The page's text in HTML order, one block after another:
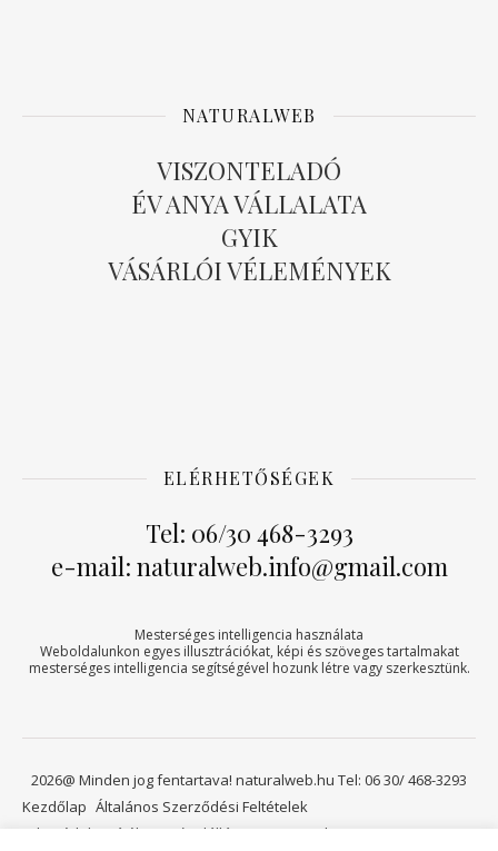
NATURALWEB
VISZONTELADÓ
ÉV ANYA VÁLLALATA
GYIK
VÁSÁRLÓI VÉLEMÉNYEK
ELÉRHETŐSÉGEK
Tel: 06/30 468-3293
e-mail: naturalweb.info@gmail.com
Mesterséges intelligencia használata
Weboldalunkon egyes illusztrációkat, képi és szöveges tartalmakat
mesterséges intelligencia segítségével hozunk létre vagy szerkesztünk.
2026@ Minden jog fentartava! naturalweb.hu Tel: 06 30/ 468-3293
Kezdőlap Általános Szerződési Feltételek
Adatvédelmi tájékoztató
Elállási jog
Kapcsolat